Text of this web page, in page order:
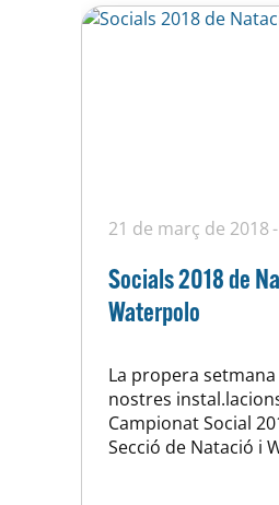
Croàcia…
21 de març de 2018
Socials 2018 de
Waterpolo
La propera
nostres
Campionat Social
Secció de Natació i